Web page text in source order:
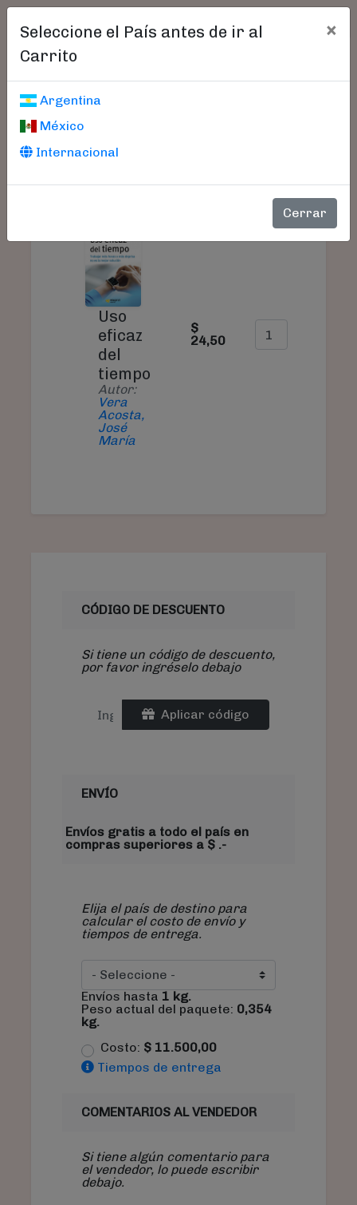
Seleccione el País antes de ir al
Carrito
×
Argentina
México
Internacional
Cerrar
Carrito De Compras
PRODUCTO PRECIO CANTIDAD
Uso
eficaz
del
tiempo
Autor:
Vera
Acosta,
José
María
$
24,50
CÓDIGO DE DESCUENTO
Si tiene un código de descuento,
por favor ingréselo debajo
Aplicar código
ENVÍO
Envíos gratis a todo el país en
compras superiores a $ .-
Elija el país de destino para
calcular el costo de envío y
tiempos de entrega.
Envíos hasta 1 kg.
Peso actual del paquete: 0,354
kg.
Costo: $ 11.500,00
Tiempos de entrega
COMENTARIOS AL VENDEDOR
Si tiene algún comentario para
el vendedor, lo puede escribir
debajo.